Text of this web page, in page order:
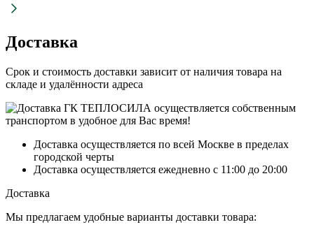
Доставка
Срок и стоимость доставки зависит от наличия товара на
складе и удалённости адреса
Доставка осуществляется по всей Москве в пределах
городской черты
Доставка осуществляется ежедневно с 11:00 до 20:00
Доставка
Мы предлагаем удобные варианты доставки товара: